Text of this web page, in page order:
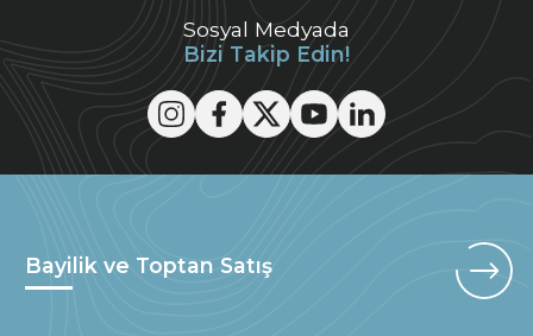
Sosyal Medyada
Bizi Takip Edin!
Bayilik ve Toptan Satış